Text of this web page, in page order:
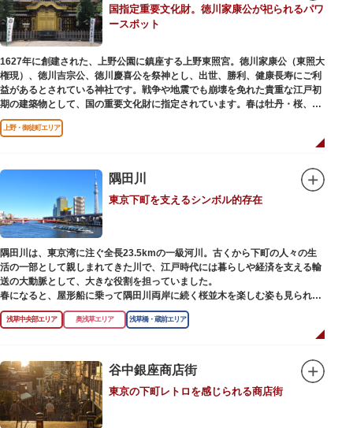
【撞球室】
当時の日本では非常に珍しいスイスの山小屋風の撞球室（ビリヤード場）
で、洋館から地下道でつながっています。通常は非公開ですが、毎月15日
（10月のみ10/16）に先着順で限定公開されています。
【和館大広間】
洋館に併置された名棟 梁大河喜十郎の手によるものと伝えられている書院造
りの和館で、当時は550坪に及ぶ洋館を遥かにしのぐ規模でしたが、現在は
冠婚葬祭などに使われていた大広間の1棟だけが残っています。
を一部踏襲している広大な庭は、建築様式同様に和洋併置式とされ、「芝
庭」をもつ近代庭園の初期の形を残しています。江戸時代の石碑や手水鉢、
庭石などが見られ、煉瓦塀を含めた敷地全体が重要文化財に指定されていま
す。
国指定重要文化財。徳川家康公が祀られるパワ
ースポット
1627年に創建された、上野公園に鎮座する上野東照宮。徳川家康公（東照大
権現）、徳川吉宗公、徳川慶喜公を祭神とし、出世、勝利、健康長寿にご利
益があるとされている神社です。戦争や地震でも崩壊を免れた貴重な江戸初
期の建築物として、国の重要文化財に指定されています。春は牡丹・桜、秋
は紅葉やダリア展、お正月は初詣や冬ぼたん鑑賞の地として、年間を通して
国内外からの参拝者で賑わうスポットです。
軍・徳川家光公が、日光東照宮までお参りに行けない江戸の人々のために建
てられたそう。社殿内部は文化財保護のため通常は非公開ですが、特別公開
が実施されることもあるので、拝観を申し込んでみてはいかがでしょうか。
授与所では、期間・数量限定のお守りや御朱印も授与されているので要チェ
ック。手塚治虫のユニコのお守りなど愛らしいものがありますよ。
上野・御徒町エリア
隅田川
東京下町を支えるシンボル的存在
隅田川は、東京湾に注ぐ全長23.5kmの一級河川。古くから下町の人々の生
活の一部として親しまれてきた川で、江戸時代には暮らしや経済を支える輸
送の大動脈として、大きな役割を担っていました。
春になると、屋形船に乗って隅田川両岸に続く桜並木を楽しむ姿も見られ、
東京スカイツリーとのコラボレーションも、まさに絵になる光景です。ま
た、毎年7月の最終土曜日に開催される「隅田川花火大会」は、東京の夏の
川沿いには「隅田川テラス」と呼ばれる遊歩道も整備されています。心地よ
い風に吹かれながら、緑化が施された遊歩道で散歩やジョギングを楽しんだ
後は、オープンカフェでほっと一息つくのもおすすめです。
隅田川にかかる橋々も、それぞれ特徴的な形をしていて見応えは抜群。せっ
かくなら水上バスに乗船して、優雅に観察してみてはいかがでしょうか。
浅草中央部エリア 奥浅草エリア 浅草橋・蔵前エリア
谷中銀座商店街
東京の下町レトロを感じられる商店街